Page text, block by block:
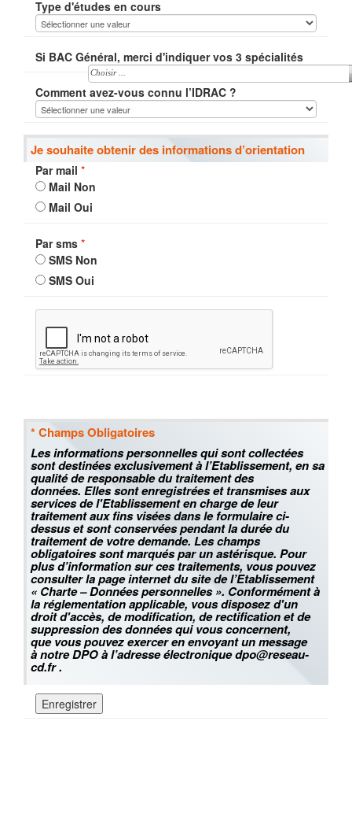
Type d'études en cours
Si BAC Général, merci d'indiquer vos 3 spécialités
Choisir ...
Comment avez-vous connu l’IDRAC ?
Je souhaite obtenir des informations d’orientation
Par mail *
Mail Non
Mail Oui
Par sms *
SMS Non
SMS Oui
* Champs Obligatoires
Les informations personnelles qui sont collectées
sont destinées exclusivement à l’Etablissement, en sa
qualité de responsable du traitement des
données. Elles sont enregistrées et transmises aux
services de l'Etablissement en charge de leur
traitement aux fins visées dans le formulaire ci-
dessus et sont conservées pendant la durée du
traitement de votre demande. Les champs
obligatoires sont marqués par un astérisque. Pour
plus d’information sur ces traitements, vous pouvez
consulter la page internet du site de l’Etablissement
« Charte – Données personnelles ». Conformément à
la réglementation applicable, vous disposez d'un
droit d'accès, de modification, de rectification et de
suppression des données qui vous concernent,
que vous pouvez exercer en envoyant un message
à notre DPO à l’adresse électronique dpo@reseau-
cd.fr .